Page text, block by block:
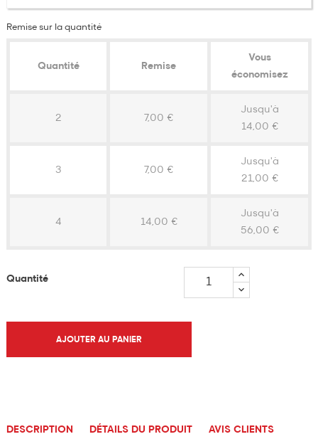
Remise sur la quantité
Quantité Remise
Vous
économisez
2 7,00 €
Jusqu'à
14,00 €
3 7,00 €
Jusqu'à
21,00 €
4 14,00 €
Jusqu'à
56,00 €
Quantité
AJOUTER AU PANIER
DESCRIPTION DÉTAILS DU PRODUIT AVIS CLIENTS